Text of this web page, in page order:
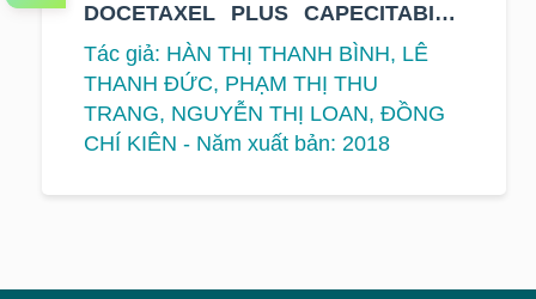
DOCETAXEL PLUS CAPECITABINE
COMBINATION THERAPY IN
PATIENTS WITH METASTATIC
BREAST CANCER
Tác giả: HÀN THỊ THANH BÌNH, LÊ
THANH ĐỨC, PHẠM THỊ THU
TRANG, NGUYỄN THỊ LOAN, ĐỒNG
CHÍ KIÊN - Năm xuất bản: 2018